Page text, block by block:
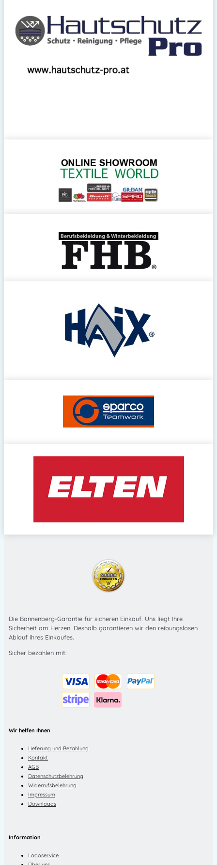
Die Bannenberg-Garantie für sicheren Einkauf. Uns liegt Ihre
Sicherheit am Herzen. Deshalb garantieren wir den reibungslosen
Ablauf ihres Einkaufes.
Sicher bezahlen mit:
Wir helfen Ihnen
Lieferung und Bezahlung
Kontakt
AGB
Datenschutzbelehrung
Widerrufsbelehrung
Impressum
Downloads
Information
Logoservice